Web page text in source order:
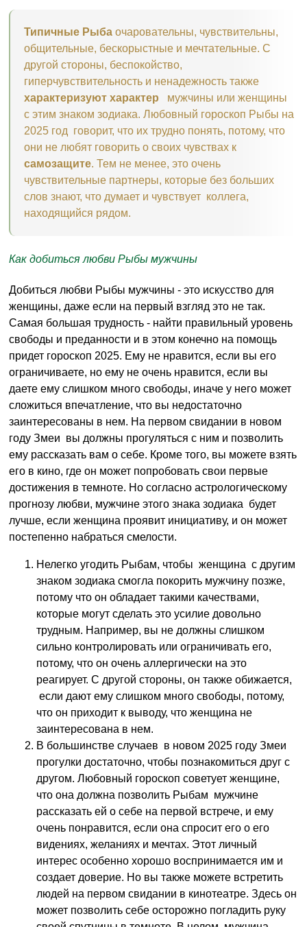
Типичные Рыба очаровательны, чувствительны,
общительные, бескорыстные и мечтательные. С
другой стороны, беспокойство,
гиперчувствительность и ненадежность также
характеризуют характер мужчины или женщины
с этим знаком зодиака. Любовный гороскоп Рыбы на
2025 год говорит, что их трудно понять, потому, что
они не любят говорить о своих чувствах к
самозащите. Тем не менее, это очень
чувствительные партнеры, которые без больших
слов знают, что думает и чувствует коллега,
находящийся рядом.
Как добиться любви Рыбы мужчины
Добиться любви Рыбы мужчины - это искусство для
женщины, даже если на первый взгляд это не так.
Самая большая трудность - найти правильный уровень
свободы и преданности и в этом конечно на помощь
придет гороскоп 2025. Ему не нравится, если вы его
ограничиваете, но ему не очень нравится, если вы
даете ему слишком много свободы, иначе у него может
сложиться впечатление, что вы недостаточно
заинтересованы в нем. На первом свидании в новом
году Змеи вы должны прогуляться с ним и позволить
ему рассказать вам о себе. Кроме того, вы можете взять
его в кино, где он может попробовать свои первые
достижения в темноте. Но согласно астрологическому
прогнозу любви, мужчине этого знака зодиака будет
лучше, если женщина проявит инициативу, и он может
постепенно набраться смелости.
Нелегко угодить Рыбам, чтобы женщина с другим
знаком зодиака смогла покорить мужчину позже,
потому что он обладает такими качествами,
которые могут сделать это усилие довольно
трудным. Например, вы не должны слишком
сильно контролировать или ограничивать его,
потому, что он очень аллергически на это
реагирует. С другой стороны, он также обижается,
если дают ему слишком много свободы, потому,
что он приходит к выводу, что женщина не
заинтересована в нем.
В большинстве случаев в новом 2025 году Змеи
прогулки достаточно, чтобы познакомиться друг с
другом. Любовный гороскоп советует женщине,
что она должна позволить Рыбам мужчине
рассказать ей о себе на первой встрече, и ему
очень понравится, если она спросит его о его
видениях, желаниях и мечтах. Этот личный
интерес особенно хорошо воспринимается им и
создает доверие. Но вы также можете встретить
людей на первом свидании в кинотеатре. Здесь он
может позволить себе осторожно погладить руку